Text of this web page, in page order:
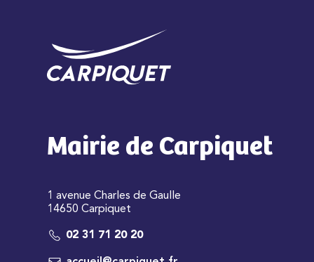
Mairie de Carpiquet
1 avenue Charles de Gaulle
14650 Carpiquet
02 31 71 20 20